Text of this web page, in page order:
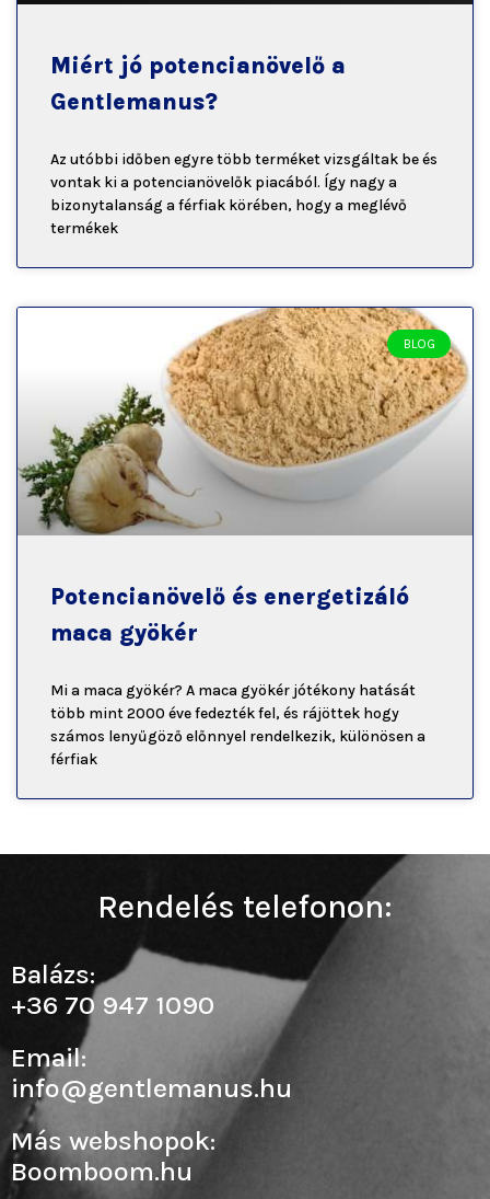
Miért jó potencianövelő a
Gentlemanus?
Az utóbbi időben egyre több terméket vizsgáltak be és
vontak ki a potencianövelők piacából. Így nagy a
bizonytalanság a férfiak körében, hogy a meglévő
termékek
BLOG
Potencianövelő és energetizáló
maca gyökér
Mi a maca gyökér? A maca gyökér jótékony hatását
több mint 2000 éve fedezték fel, és rájöttek hogy
számos lenyűgöző előnnyel rendelkezik, különösen a
férfiak
Rendelés telefonon:
Balázs:
+36 70 947 1090
Email:
info@gentlemanus.hu
Más webshopok:
Boomboom.hu